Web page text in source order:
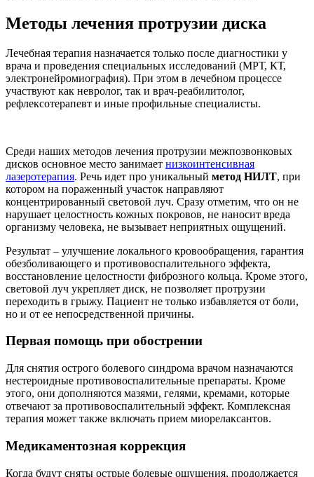
Методы лечения протрузии диска
Лечебная терапия назначается только после диагностики у
врача и проведения специальных исследований (МРТ, КТ,
электронейромиография). При этом в лечебном процессе
участвуют как невролог, так и врач-реабилитолог,
рефлексотерапевт и иные профильные специалисты.
Среди наших методов лечения протрузии межпозвонковых
дисков основное место занимает низкоинтенсивная
лазеротерапия. Речь идет про уникальный метод НИЛТ, при
котором на пораженный участок направляют
концентрированный световой луч. Сразу отметим, что он не
нарушает целостность кожных покровов, не наносит вреда
организму человека, не вызывает неприятных ощущений.
Результат – улучшение локального кровообращения, гарантия
обезболивающего и противовоспалительного эффекта,
восстановление целостности фиброзного кольца. Кроме этого,
световой луч укрепляет диск, не позволяет протрузии
переходить в грыжу. Пациент не только избавляется от боли,
но и от ее непосредственной причины.
Первая помощь при обострении
Для снятия острого болевого синдрома врачом назначаются
нестероидные противовоспалительные препараты. Кроме
этого, они дополняются мазями, гелями, кремами, которые
отвечают за противовоспалительный эффект. Комплексная
терапия может также включать прием миорелаксантов.
Медикаментозная коррекция
Когда будут сняты острые болевые ощущения, продолжается